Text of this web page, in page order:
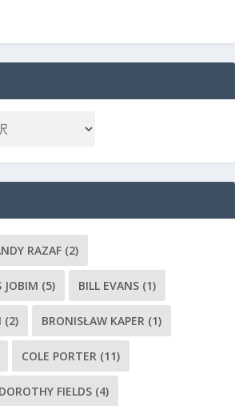
RAZAF (2)
JOBIM (5) BILL EVANS (1)
(2) BRONISŁAW KAPER (1)
COLE PORTER (11)
DOROTHY FIELDS (4)